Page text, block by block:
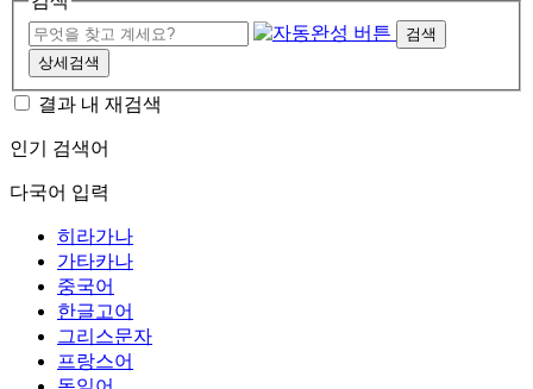
검색
상세검색
결과 내 재검색
인기 검색어
다국어 입력
히라가나
가타카나
중국어
한글고어
그리스문자
프랑스어